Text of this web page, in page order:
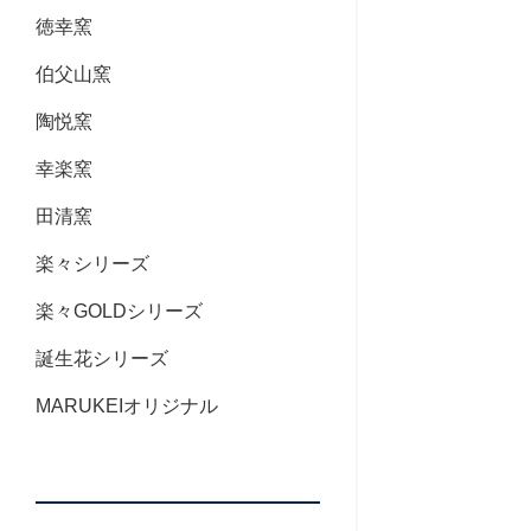
徳幸窯
伯父山窯
陶悦窯
幸楽窯
田清窯
楽々シリーズ
楽々GOLDシリーズ
誕生花シリーズ
MARUKEIオリジナル